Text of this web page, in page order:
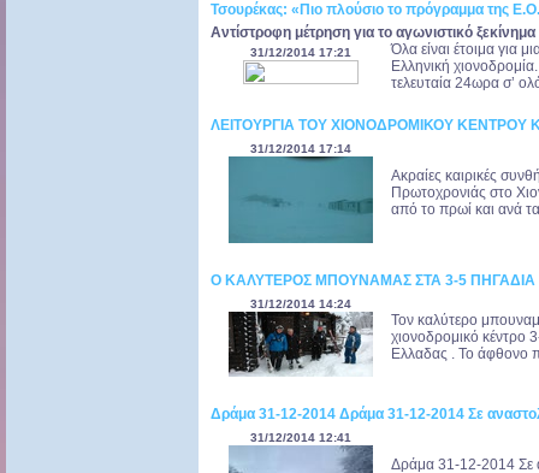
Τσουρέκας: «Πιο πλούσιο το πρόγραμμα της
Αντίστροφη μέτρηση για το αγωνιστικό
31/12/2014 17:21
Όλα είναι έτοιμα για
Ελληνική
τελευταία 24ωρα σ’
ΛΕΙΤΟΥΡΓΙΑ ΤΟΥ ΧΙΟΝΟΔΡΟΜΙΚΟΥ
31/12/2014 17:14
Ακραίες καιρικές
Πρωτοχρονιάς στο
από το πρωί και ανά
Ο ΚΑΛΥΤΕΡΟΣ ΜΠΟΥΝΑΜΑΣ ΣΤΑ 3-5 ΠΗΓΑΔΙΑ
31/12/2014 14:24
Τον καλύτερο
χιονοδρομικό κέντρο
Ελλαδας . Το άφθονο
Δράμα 31-12-2014 Δράμα 31-12-2014 Σε
31/12/2014 12:41
Δράμα 31-12-2014 Σε